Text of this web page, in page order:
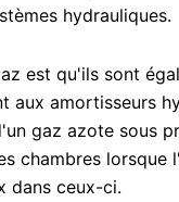
hydrauliques.
est qu'ils sont
aux amortisseurs
gaz azote sous
chambres lorsque
dans ceux-ci.